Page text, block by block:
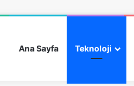
Ana Sayfa Teknoloji